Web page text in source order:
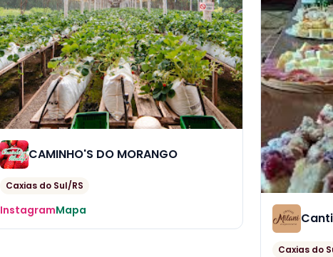
CAMINHO'S DO MORANGO
Caxias do Sul/RS
InstagramMapa
Caxias do